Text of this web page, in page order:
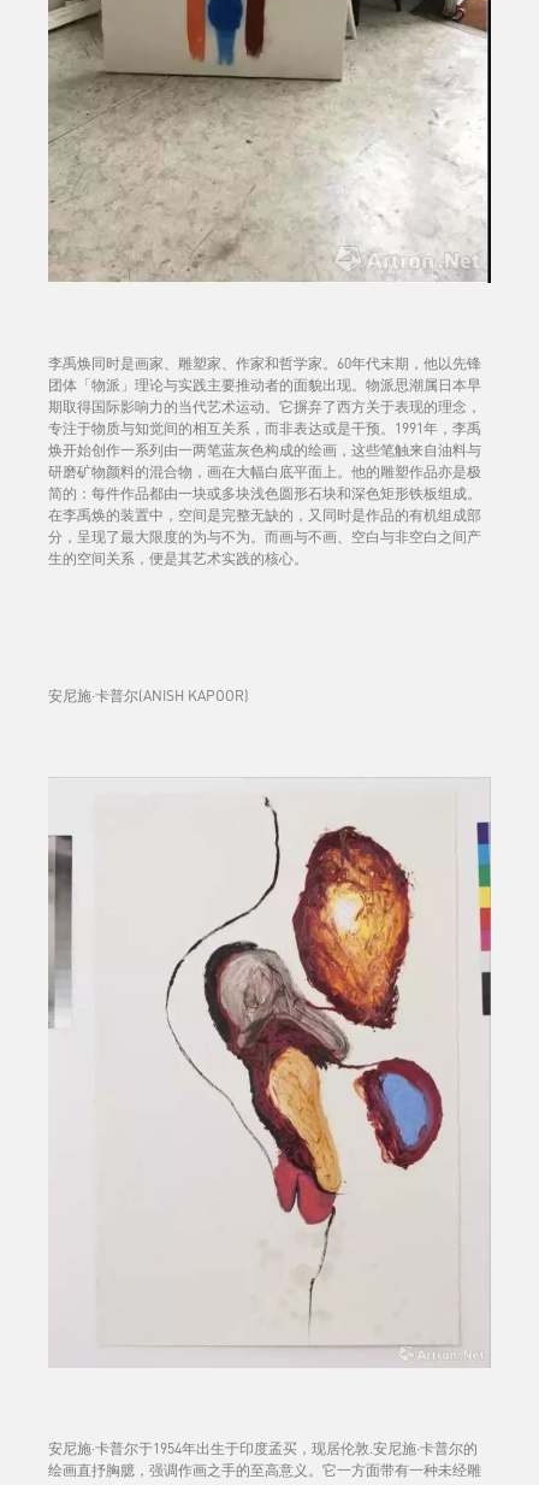
李禹焕同时是画家、雕塑家、作家和哲学家。60年代末期，他以先锋
团体「物派」理论与实践主要推动者的面貌出现。物派思潮属日本早
期取得国际影响力的当代艺术运动。它摒弃了西方关于表现的理念，
专注于物质与知觉间的相互关系，而非表达或是干预。1991年，李禹
焕开始创作一系列由一两笔蓝灰色构成的绘画，这些笔触来自油料与
研磨矿物颜料的混合物，画在大幅白底平面上。他的雕塑作品亦是极
简的：每件作品都由一块或多块浅色圆形石块和深色矩形铁板组成。
在李禹焕的装置中，空间是完整无缺的，又同时是作品的有机组成部
分，呈现了最大限度的为与不为。而画与不画、空白与非空白之间产
生的空间关系，便是其艺术实践的核心。
安尼施·卡普尔(ANISH KAPOOR)
安尼施·卡普尔于1954年出生于印度孟买，现居伦敦.安尼施·卡普尔的
绘画直抒胸臆，强调作画之手的至高意义。它一方面带有一种未经雕